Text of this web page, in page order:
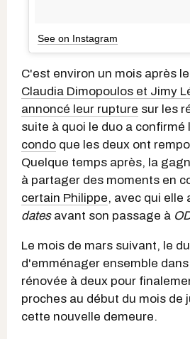
See on Instagram
C'est environ un mois après
Claudia Dimopoulos et Jimy
annoncé leur rupture sur les
suite à quoi le duo a confirmé
condo que les deux ont
Quelque temps après, la
à partager des moments en
certain Philippe, avec qui elle
datesavant son passage à
Le mois de mars suivant, le
d'emménager ensemble
rénovée à deux pour
proches au début du mois de
cette nouvelle demeure.